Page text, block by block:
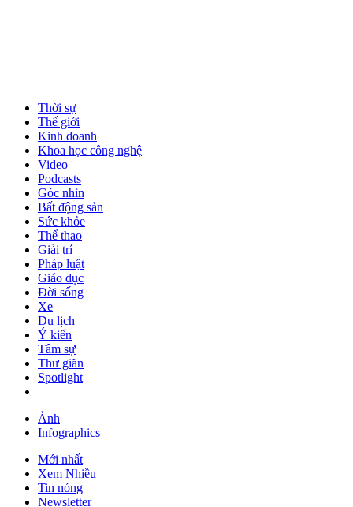
Thời sự
Thế giới
Kinh doanh
Khoa học công nghệ
Video
Podcasts
Góc nhìn
Bất động sản
Sức khỏe
Thể thao
Giải trí
Pháp luật
Giáo dục
Đời sống
Xe
Du lịch
Ý kiến
Tâm sự
Thư giãn
Spotlight
Ảnh
Infographics
Mới nhất
Xem Nhiều
Tin nóng
Newsletter